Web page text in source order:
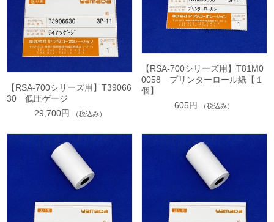
【RSA-700シリーズ用】T39066
30 低圧ゲージ
29,700円
（税込み）
【RSA-700シリーズ用】T81M0
0058 プリンターロール紙【１
個】
605円
（税込み）